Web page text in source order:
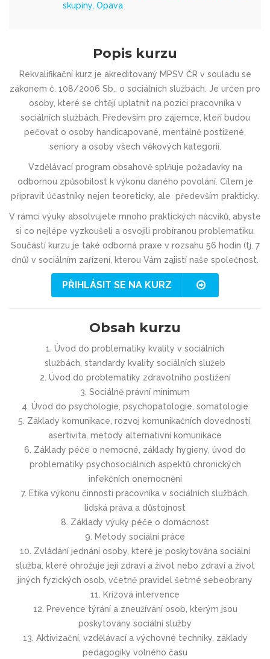
skupiny, Opava
Popis kurzu
Rekvalifikační kurz je akreditovaný MPSV ČR v souladu se
zákonem č. 108/2006 Sb., o sociálních službách. Je určen pro
osoby, které se chtějí uplatnit na pozici pracovníka v
sociálních službách. Především pro zájemce, kteří budou
pečovat o osoby handicapované, mentálně postižené,
seniory a osoby všech věkových kategorií.
Vzdělávací program obsahově splňuje požadavky na
odbornou způsobilost k výkonu daného povolání. Cílem je
připravit účastníky nejen teoreticky, ale především prakticky.
V rámci výuky absolvujete mnoho praktických nácviků, abyste
si co nejlépe vyzkoušeli a osvojili probíranou problematiku.
Součástí kurzu je také odborná praxe v rozsahu 56 hodin (tj. 7
dnů) v sociálním zařízení, kterou Vám zajistí naše společnost.
PŘIHLÁSIT SE NA KURZ
Obsah kurzu
1. Úvod do problematiky kvality v sociálních
službách, standardy kvality sociálních služeb
2. Úvod do problematiky zdravotního postižení
3. Sociálně právní minimum
4. Úvod do psychologie, psychopatologie, somatologie
5. Základy komunikace, rozvoj komunikačních dovedností,
asertivita, metody alternativní komunikace
6. Základy péče o nemocné, základy hygieny, úvod do
problematiky psychosociálních aspektů chronických
infekčních onemocnění
7. Etika výkonu činnosti pracovníka v sociálních službách,
lidská práva a důstojnost
8. Základy výuky péče o domácnost
9. Metody sociální práce
10. Zvládání jednání osoby, které je poskytována sociální
služba, které ohrožuje její zdraví a život nebo zdraví a život
jiných fyzických osob, včetně pravidel šetrné sebeobrany
11. Krizová intervence
12. Prevence týrání a zneužívání osob, kterým jsou
poskytovány sociální služby
13. Aktivizační, vzdělávací a výchovné techniky, základy
pedagogiky volného času